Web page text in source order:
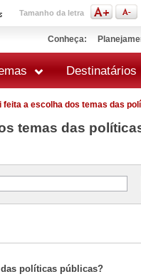
Tamanho da letra
Conheça:
Destinatários
feita a escolha dos temas das
temas das
políticas públicas?